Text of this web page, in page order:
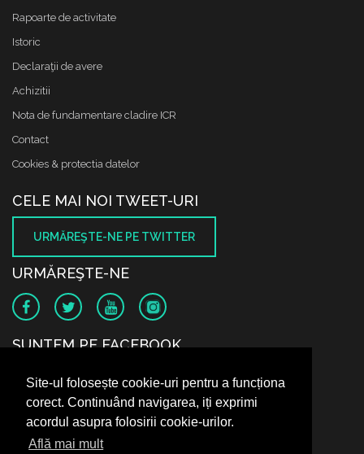
Site-ul folosește cookie-uri pentru a funcționa
corect. Continuând navigarea, iți exprimi
acordul asupra folosirii cookie-urilor.
Află mai mult
Rapoarte de activitate
Istoric
Declaraţii de avere
Achizitii
Nota de fundamentare cladire ICR
Contact
Cookies & protectia datelor
CELE MAI NOI TWEET-URI
URMĂREŞTE-NE PE TWITTER
URMĂREŞTE-NE
SUNTEM PE FACEBOOK